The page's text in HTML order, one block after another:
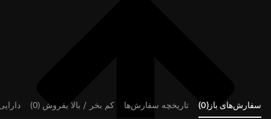
سفارش‌های باز(0) تاریخچه سفارش‌ها کم بخر / بالا بفروش (0)